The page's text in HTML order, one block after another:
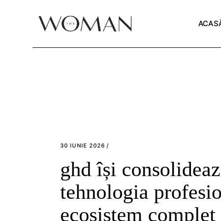
30 IUNIE 2026
ghd își
tehnologia
ecosistem